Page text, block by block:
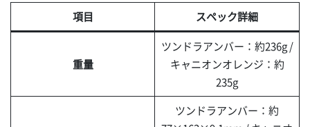
項目 スペック詳細
重量
ツンドラアンバー：約236g /
キャニオンオレンジ：約
235g
ツンドラアンバー：約